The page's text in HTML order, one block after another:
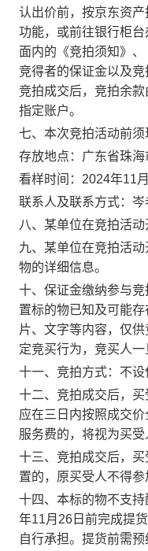
认出价前，按京东资
功能，或前往银行柜
面内的《竞拍须知》
竞得者的保证金以及
竞拍成交后，竞拍余
指定账户。
七、本次竞拍活动前须
存放地点：广东省珠海
看样时间： 2024年11
联系人及联系方式：岑
八、某单位在竞拍活
九、某单位在竞拍活
物的详细信息。
十、保证金缴纳参与
置标的物已知及可能存
片、文字等内容，仅
定竞买行为，竞买人
十一、竞拍方式： 不
十二、竞拍成交后，
应在三日内按照成交
服务费的，将视为买
十三、竞拍成交后，
置的，原买受人不得参
十四、本标的物不支
年11月26日前完成提货
自行承担。 提货前需